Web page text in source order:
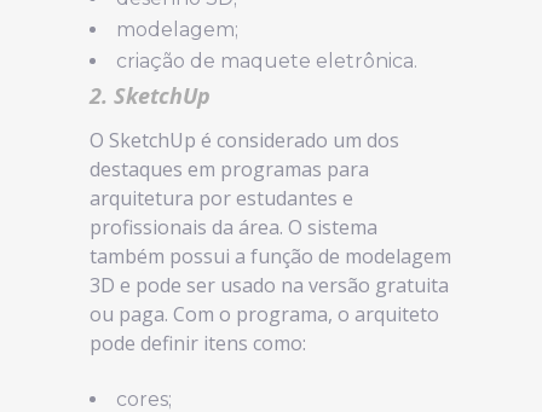
modelagem;
criação de maquete eletrônica.
2. SketchUp
O SketchUp é considerado um dos
destaques em programas para
arquitetura por estudantes e
profissionais da área. O sistema
também possui a função de modelagem
3D e pode ser usado na versão gratuita
ou paga. Com o programa, o arquiteto
pode definir itens como:
cores;